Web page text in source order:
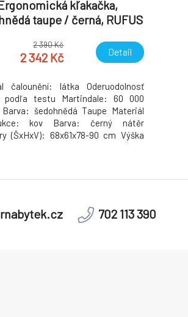
kľakačka,
taupe / černá, RUFUS
2 390 Kč
2 342 Kč Detail
čalounění: látka Oderuodolnosť
podľa testu Martindale: 60 000
Barva: šedohnědá Taupe Materiál
kov Barva: černý nátěr
(ŠxHxV): 68x61x78-90 cm Výška
702 113 390